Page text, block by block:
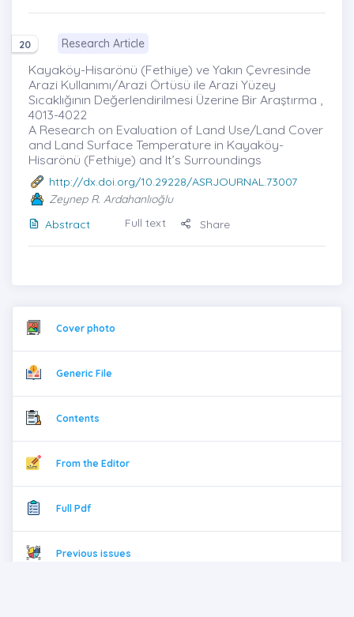
20 Research Article
Kayaköy-Hisarönü (Fethiye) ve Yakın Çevresinde
Arazi Kullanımı/Arazi Örtüsü ile Arazi Yüzey
Sıcaklığının Değerlendirilmesi Üzerine Bir Araştırma ,
4013-4022
A Research on Evaluation of Land Use/Land Cover
and Land Surface Temperature in Kayaköy-
Hisarönü (Fethiye) and It’s Surroundings
http://dx.doi.org/10.29228/ASRJOURNAL.73007
Zeynep R. Ardahanlıoğlu
Abstract
Full text Share
Cover photo
Generic File
Contents
From the Editor
Full Pdf
Previous issues